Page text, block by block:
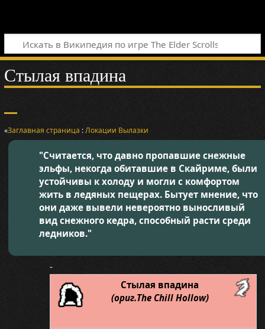
Стылая впадина
«Заглавная страница :Локации Вылазки
"Считается, что давно пропавшие снежные
эльфы, некогда обитавшие в Скайриме, были
устойчивы к холоду и могли с комфортом
жить в ледяных пещерах. Бытует мнение, что
они даже вывели невероятно выносливый
вид снежного кедра, способный расти среди
ледников."
-
Стылая впадина
(ориг.The Chill Hollow)